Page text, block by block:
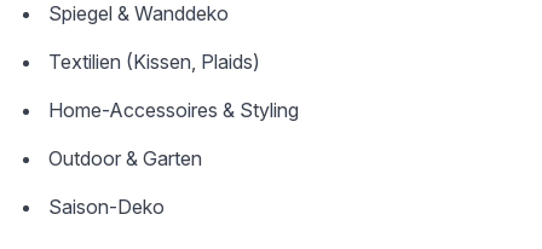
Spiegel & Wanddeko
Textilien (Kissen, Plaids)
Home-Accessoires & Styling
Outdoor & Garten
Saison-Deko